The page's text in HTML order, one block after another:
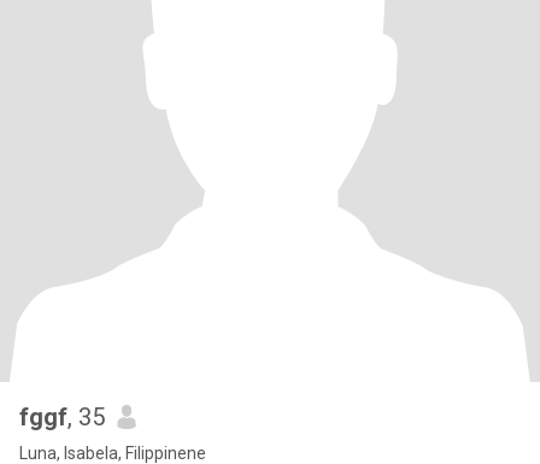
fggf, 35
Luna, Isabela, Filippinene